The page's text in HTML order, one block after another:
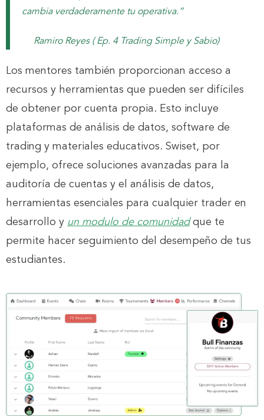
cambia verdaderamente tu operativa.”
Ramiro Reyes ( Ep. 4 Trading Simple y Sabio)
Los mentores también proporcionan acceso a
recursos y herramientas que pueden ser difíciles
de obtener por cuenta propia. Esto incluye
plataformas de análisis de datos, software de
trading y materiales educativos. Swiset, por
ejemplo, ofrece soluciones avanzadas para la
auditoría de cuentas y el análisis de datos,
herramientas esenciales para cualquier trader en
desarrollo y un modulo de comunidadque te
permite hacer seguimiento del desempeño de tus
estudiantes.